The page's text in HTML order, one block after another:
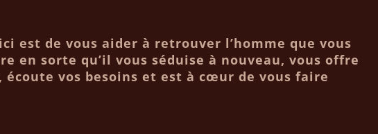
est de vous aider à retrouver l’homme que vous
en sorte qu’il vous séduise à nouveau, vous offre
écoute vos besoins et est à cœur de vous faire